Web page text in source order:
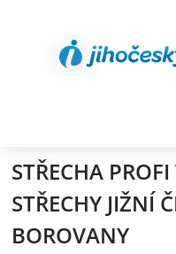
STŘECHA
STŘECHY JIŽNÍ
BOROVANY